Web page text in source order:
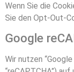
Wenn Sie die
Sie den Opt-Out-
Google
Wir nutzen